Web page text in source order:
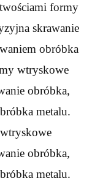
formy
skrawanie
obróbka
wtryskowe
obróbka,
metalu.
obróbka,
metalu.